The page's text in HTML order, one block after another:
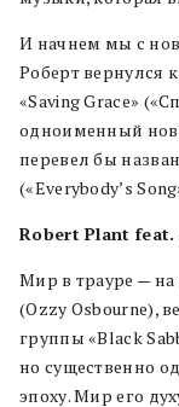
И начнем мы с
Роберт вернулся
«Saving Grace»
одноименный
перевел бы
(«Everybody’s
Robert Plant feat.
Мир в трауре — на
(Ozzy Osbourne),
группы «Black
но существенно
эпоху. Мир его